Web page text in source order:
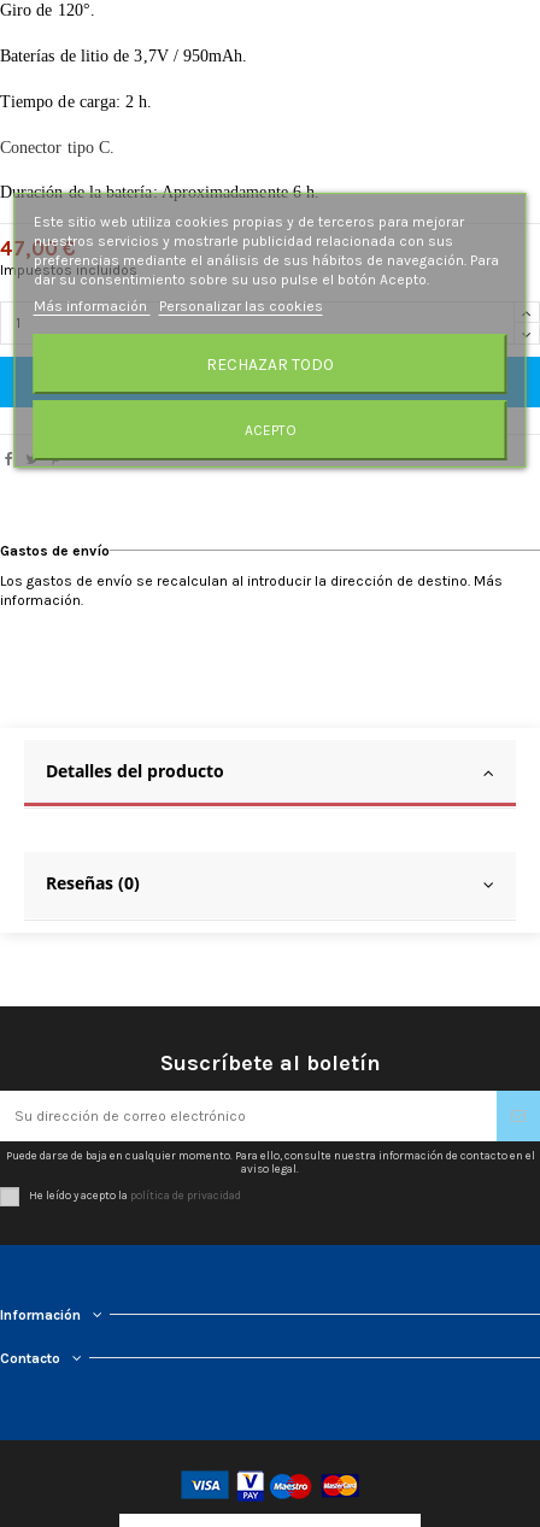
Giro de 120°.
Baterías de litio de 3,7V / 950mAh.
Tiempo de carga: 2 h.
Conector tipo C.
Duración de la batería: Aproximadamente 6 h.
47,00 €
Impuestos incluidos
Gastos de envío
Los gastos de envío se recalculan al introducir la dirección de destino. Más
información.
Detalles del producto
Reseñas (0)
Suscríbete al boletín
Puede darse de baja en cualquier momento. Para ello, consulte nuestra información de contacto en el
aviso legal.
He leído y acepto la política de privacidad
Información
Contacto
Este sitio web utiliza cookies propias y de terceros para mejorar
nuestros servicios y mostrarle publicidad relacionada con sus
preferencias mediante el análisis de sus hábitos de navegación. Para
dar su consentimiento sobre su uso pulse el botón Acepto.
Más información
Personalizar las cookies
RECHAZAR TODO
ACEPTO